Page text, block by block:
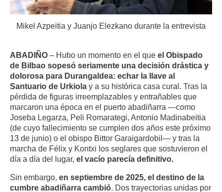
Mikel Azpeitia y Juanjo Elezkano durante la entrevista
ABADIÑO – Hubo un momento en el que el Obispado
de Bilbao sopesó seriamente una decisión drástica y
dolorosa para Durangaldea: echar la llave al
Santuario de Urkiola y a su histórica casa cural. Tras la
pérdida de figuras irreemplazables y entrañables que
marcaron una época en el puerto abadiñarra —como
Joseba Legarza, Peli Romarategi, Antonio Madinabeitia
(de cuyo fallecimiento se cumplen dos años este próximo
13 de junio) o el obispo Bittor Garaigardobil— y tras la
marcha de Félix y Kontxi los seglares que sostuvieron el
día a día del lugar, el vacío parecía definitivo.
Sin embargo, en septiembre de 2025, el destino de la
cumbre abadiñarra cambió. Dos trayectorias unidas por